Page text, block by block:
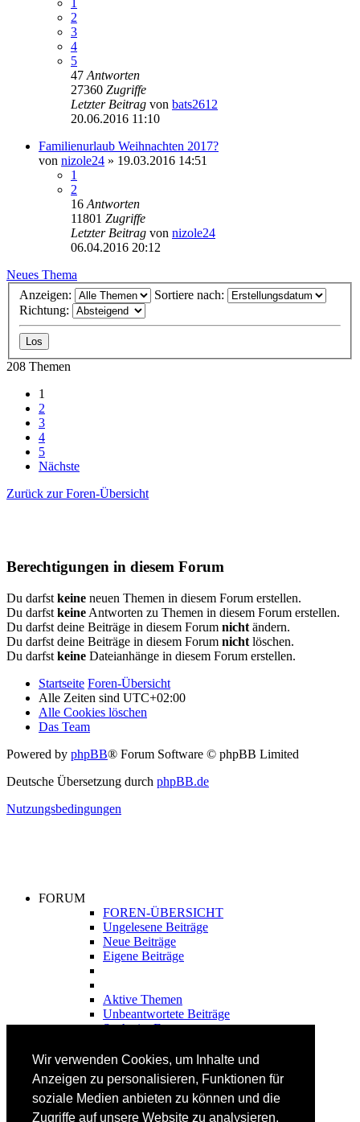
Wir verwenden Cookies, um Inhalte und
Anzeigen zu personalisieren, Funktionen für
soziale Medien anbieten zu können und die
Zugriffe auf unsere Website zu analysieren.
2
3
4
5
47 Antworten
27360 Zugriffe
Letzter Beitrag von bats2612
20.06.2016 11:10
Familienurlaub Weihnachten 2017?
von nizole24 » 19.03.2016 14:51
1
2
16 Antworten
11801 Zugriffe
Letzter Beitrag von nizole24
06.04.2016 20:12
Neues Thema
Anzeigen:
Sortiere nach:
Richtung:
208 Themen
1
2
3
4
5
Nächste
Zurück zur Foren-Übersicht
Berechtigungen in diesem Forum
Du darfst keine neuen Themen in diesem Forum erstellen.
Du darfst keine Antworten zu Themen in diesem Forum erstellen.
Du darfst deine Beiträge in diesem Forum nicht ändern.
Du darfst deine Beiträge in diesem Forum nicht löschen.
Du darfst keine Dateianhänge in diesem Forum erstellen.
Startseite Foren-Übersicht
Alle Zeiten sind UTC+02:00
Alle Cookies löschen
Das Team
Powered by phpBB® Forum Software © phpBB Limited
Deutsche Übersetzung durch phpBB.de
Nutzungsbedingungen
FORUM
FOREN-ÜBERSICHT
Ungelesene Beiträge
Neue Beiträge
Eigene Beiträge
Aktive Themen
Unbeantwortete Beiträge
Suche im Forum
FAHRTECHNIK
Fortgeschrittene
Lehrplan
Videoanalyse